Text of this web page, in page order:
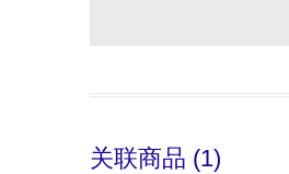
关联商品 (1)